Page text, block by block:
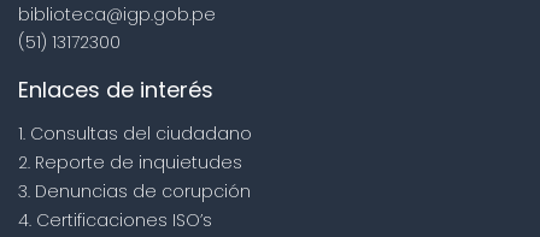
biblioteca@igp.gob.pe
(51) 13172300
Enlaces de interés
1. Consultas del ciudadano
2. Reporte de inquietudes
3. Denuncias de corupción
4. Certificaciones ISO’s